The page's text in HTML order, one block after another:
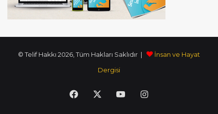
© Telif Hakkı 2026, Tüm Hakları Saklıdır |
İnsan ve Hayat
Dergisi
Facebook YouTubeInstagram